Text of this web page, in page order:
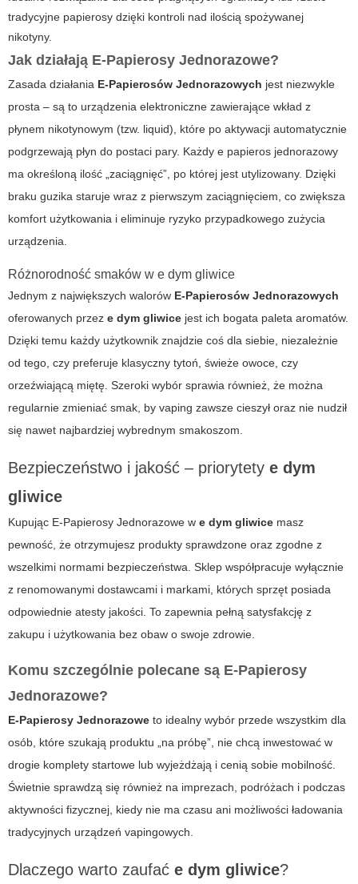
tradycyjne papierosy dzięki kontroli nad ilością spożywanej
nikotyny.
Jak działają E-Papierosy Jednorazowe?
Zasada działania E-Papierosów Jednorazowych jest niezwykle
prosta – są to urządzenia elektroniczne zawierające wkład z
płynem nikotynowym (tzw. liquid), które po aktywacji automatycznie
podgrzewają płyn do postaci pary. Każdy e papieros jednorazowy
ma określoną ilość „zaciągnięć”, po której jest utylizowany. Dzięki
braku guzika staruje wraz z pierwszym zaciągnięciem, co zwiększa
komfort użytkowania i eliminuje ryzyko przypadkowego zużycia
urządzenia.
Różnorodność smaków w e dym gliwice
Jednym z największych walorów E-Papierosów Jednorazowych
oferowanych przez e dym gliwice jest ich bogata paleta aromatów.
Dzięki temu każdy użytkownik znajdzie coś dla siebie, niezależnie
od tego, czy preferuje klasyczny tytoń, świeże owoce, czy
orzeźwiającą miętę. Szeroki wybór sprawia również, że można
regularnie zmieniać smak, by vaping zawsze cieszył oraz nie nudził
się nawet najbardziej wybrednym smakoszom.
Bezpieczeństwo i jakość – priorytety e dym
gliwice
Kupując E-Papierosy Jednorazowe w e dym gliwice masz
pewność, że otrzymujesz produkty sprawdzone oraz zgodne z
wszelkimi normami bezpieczeństwa. Sklep współpracuje wyłącznie
z renomowanymi dostawcami i markami, których sprzęt posiada
odpowiednie atesty jakości. To zapewnia pełną satysfakcję z
zakupu i użytkowania bez obaw o swoje zdrowie.
Komu szczególnie polecane są E-Papierosy
Jednorazowe?
E-Papierosy Jednorazowe to idealny wybór przede wszystkim dla
osób, które szukają produktu „na próbę”, nie chcą inwestować w
drogie komplety startowe lub wyjeżdżają i cenią sobie mobilność.
Świetnie sprawdzą się również na imprezach, podróżach i podczas
aktywności fizycznej, kiedy nie ma czasu ani możliwości ładowania
tradycyjnych urządzeń vapingowych.
Dlaczego warto zaufać e dym gliwice?